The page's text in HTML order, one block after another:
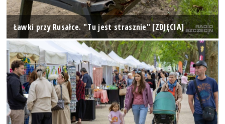
Ławki przy Rusałce. "Tu jest strasznie" [ZDJĘCIA]